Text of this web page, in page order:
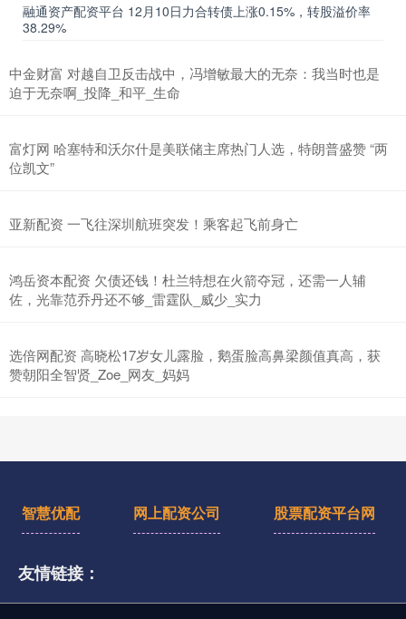
融通资产配资平台 12月10日力合转债上涨0.15%，转股溢价率
38.29%
中金财富 对越自卫反击战中，冯增敏最大的无奈：我当时也是
迫于无奈啊_投降_和平_生命
富灯网 哈塞特和沃尔什是美联储主席热门人选，特朗普盛赞 “两
位凯文”
亚新配资 一飞往深圳航班突发！乘客起飞前身亡
鸿岳资本配资 欠债还钱！杜兰特想在火箭夺冠，还需一人辅
佐，光靠范乔丹还不够_雷霆队_威少_实力
选倍网配资 高晓松17岁女儿露脸，鹅蛋脸高鼻梁颜值真高，获
赞朝阳全智贤_Zoe_网友_妈妈
智慧优配 网上配资公司 股票配资平台网
友情链接：